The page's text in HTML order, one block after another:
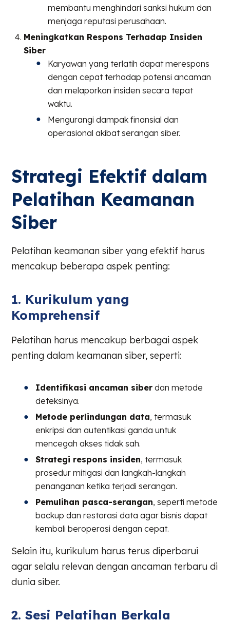
membantu menghindari sanksi hukum dan
menjaga reputasi perusahaan.
Meningkatkan Respons Terhadap Insiden
Siber
Karyawan yang terlatih dapat merespons
dengan cepat terhadap potensi ancaman
dan melaporkan insiden secara tepat
waktu.
Mengurangi dampak finansial dan
operasional akibat serangan siber.
Strategi Efektif dalam
Pelatihan Keamanan
Siber
Pelatihan keamanan siber yang efektif harus
mencakup beberapa aspek penting:
1. Kurikulum yang
Komprehensif
Pelatihan harus mencakup berbagai aspek
penting dalam keamanan siber, seperti:
Identifikasi ancaman siber dan metode
deteksinya.
Metode perlindungan data, termasuk
enkripsi dan autentikasi ganda untuk
mencegah akses tidak sah.
Strategi respons insiden, termasuk
prosedur mitigasi dan langkah-langkah
penanganan ketika terjadi serangan.
Pemulihan pasca-serangan, seperti metode
backup dan restorasi data agar bisnis dapat
kembali beroperasi dengan cepat.
Selain itu, kurikulum harus terus diperbarui
agar selalu relevan dengan ancaman terbaru di
dunia siber.
2. Sesi Pelatihan Berkala